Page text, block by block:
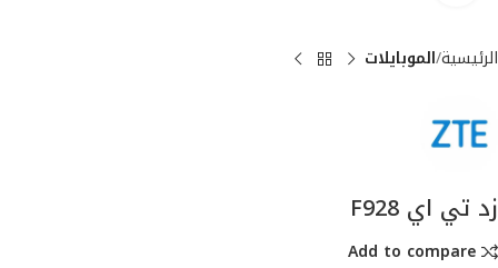
الرئيسية الموبايلات
زد تي اي F928
Add to compare